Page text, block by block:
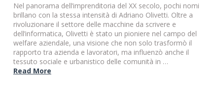
Nel panorama dell’imprenditoria del XX secolo, pochi nomi
brillano con la stessa intensità di Adriano Olivetti. Oltre a
rivoluzionare il settore delle macchine da scrivere e
dell’informatica, Olivetti è stato un pioniere nel campo del
welfare aziendale, una visione che non solo trasformò il
rapporto tra azienda e lavoratori, ma influenzò anche il
tessuto sociale e urbanistico delle comunità in …
Read More